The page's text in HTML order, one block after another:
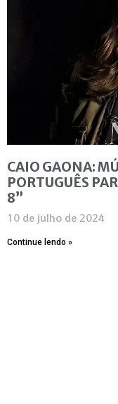
CAIO GAONA:
PORTUGUÊS
8”
10 de julho de 2024
Continue lendo »